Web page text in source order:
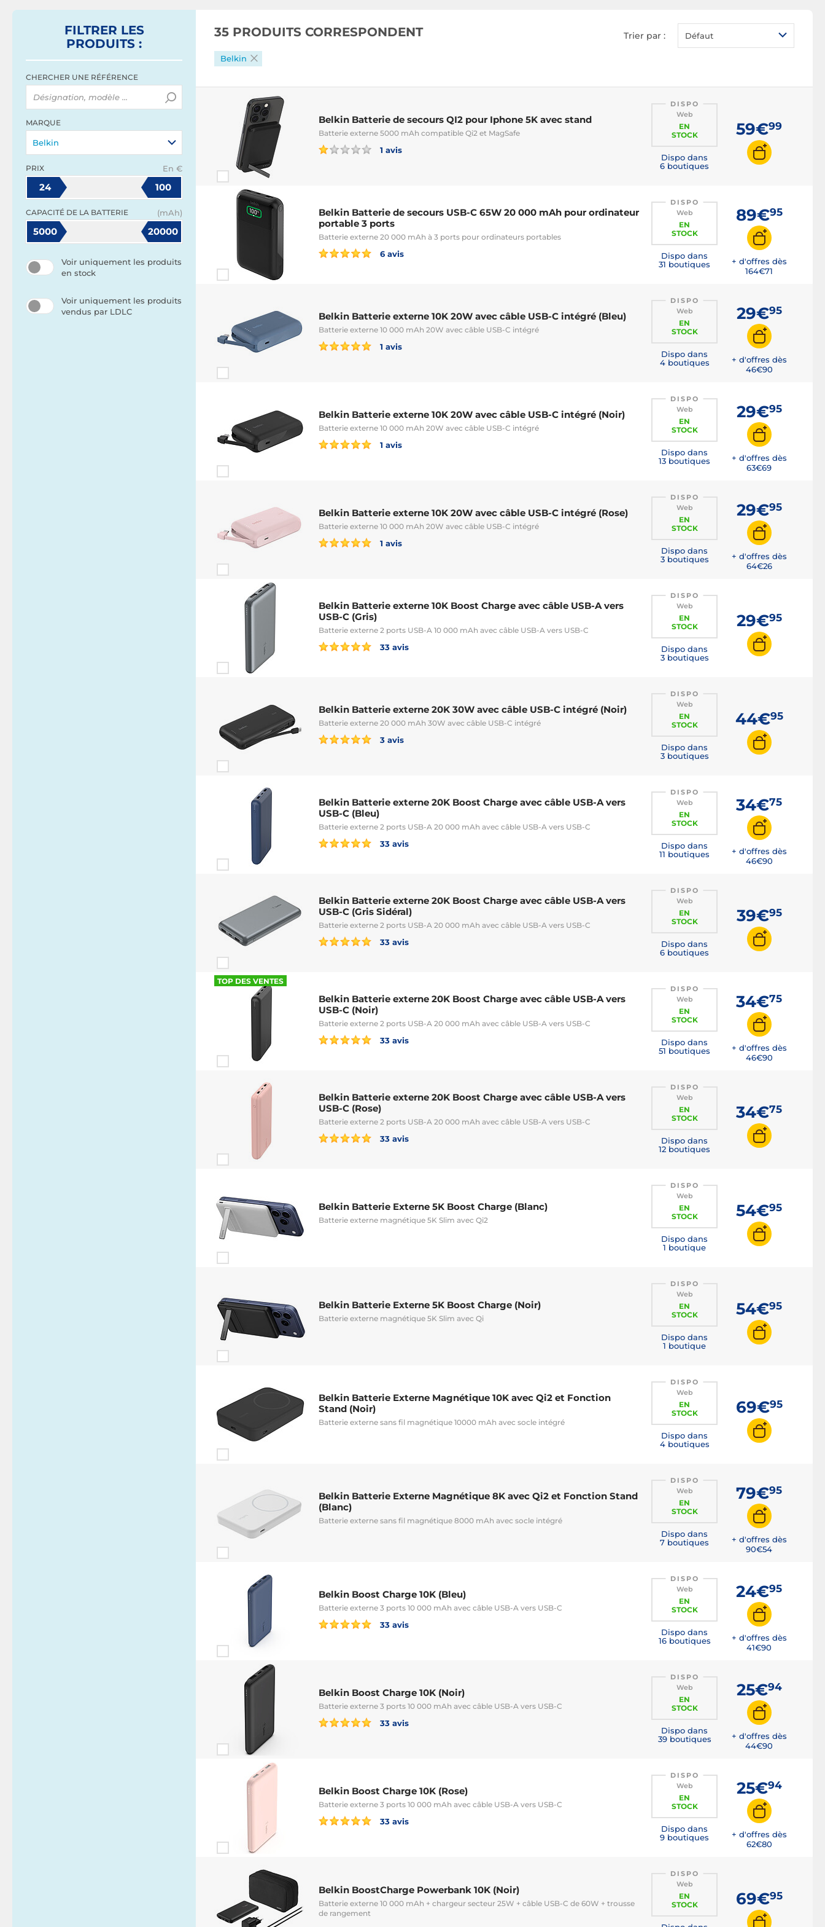
FILTRER LES
PRODUITS :
CHERCHER UNE RÉFÉRENCE
MARQUE
Belkin
PRIX En €
24 100
CAPACITÉ DE LA BATTERIE (mAh)
5000 20000
Voir uniquement les produits
en stock
Voir uniquement les produits
vendus par LDLC
35 PRODUITS CORRESPONDENT Trier par : Défaut
Belkin
Belkin Batterie de secours QI2 pour Iphone 5K avec stand
Batterie externe 5000 mAh compatible Qi2 et MagSafe
1 avis
DISPO
Web
EN
STOCK
Dispo dans
6 boutiques
59€99
Belkin Batterie de secours USB-C 65W 20 000 mAh pour ordinateur
portable 3 ports
Batterie externe 20 000 mAh à 3 ports pour ordinateurs portables
6 avis
DISPO
Web
EN
STOCK
Dispo dans
31 boutiques
89€95
+ d'offres dès
164€71
Belkin Batterie externe 10K 20W avec câble USB-C intégré (Bleu)
Batterie externe 10 000 mAh 20W avec câble USB-C intégré
1 avis
DISPO
Web
EN
STOCK
Dispo dans
4 boutiques
29€95
+ d'offres dès
46€90
Belkin Batterie externe 10K 20W avec câble USB-C intégré (Noir)
Batterie externe 10 000 mAh 20W avec câble USB-C intégré
1 avis
DISPO
Web
EN
STOCK
Dispo dans
13 boutiques
29€95
+ d'offres dès
63€69
Belkin Batterie externe 10K 20W avec câble USB-C intégré (Rose)
Batterie externe 10 000 mAh 20W avec câble USB-C intégré
1 avis
DISPO
Web
EN
STOCK
Dispo dans
3 boutiques
29€95
+ d'offres dès
64€26
Belkin Batterie externe 10K Boost Charge avec câble USB-A vers
USB-C (Gris)
Batterie externe 2 ports USB-A 10 000 mAh avec câble USB-A vers USB-C
33 avis
DISPO
Web
EN
STOCK
Dispo dans
3 boutiques
29€95
Belkin Batterie externe 20K 30W avec câble USB-C intégré (Noir)
Batterie externe 20 000 mAh 30W avec câble USB-C intégré
3 avis
DISPO
Web
EN
STOCK
Dispo dans
3 boutiques
44€95
Belkin Batterie externe 20K Boost Charge avec câble USB-A vers
USB-C (Bleu)
Batterie externe 2 ports USB-A 20 000 mAh avec câble USB-A vers USB-C
33 avis
DISPO
Web
EN
STOCK
Dispo dans
11 boutiques
34€75
+ d'offres dès
46€90
Belkin Batterie externe 20K Boost Charge avec câble USB-A vers
USB-C (Gris Sidéral)
Batterie externe 2 ports USB-A 20 000 mAh avec câble USB-A vers USB-C
33 avis
DISPO
Web
EN
STOCK
Dispo dans
6 boutiques
39€95
TOP DES VENTES
Belkin Batterie externe 20K Boost Charge avec câble USB-A vers
USB-C (Noir)
Batterie externe 2 ports USB-A 20 000 mAh avec câble USB-A vers USB-C
33 avis
DISPO
Web
EN
STOCK
Dispo dans
51 boutiques
34€75
+ d'offres dès
46€90
Belkin Batterie externe 20K Boost Charge avec câble USB-A vers
USB-C (Rose)
Batterie externe 2 ports USB-A 20 000 mAh avec câble USB-A vers USB-C
33 avis
DISPO
Web
EN
STOCK
Dispo dans
12 boutiques
34€75
Belkin Batterie Externe 5K Boost Charge (Blanc)
Batterie externe magnétique 5K Slim avec Qi2
DISPO
Web
EN
STOCK
Dispo dans
1 boutique
54€95
Belkin Batterie Externe 5K Boost Charge (Noir)
Batterie externe magnétique 5K Slim avec Qi
DISPO
Web
EN
STOCK
Dispo dans
1 boutique
54€95
Belkin Batterie Externe Magnétique 10K avec Qi2 et Fonction
Stand (Noir)
Batterie externe sans fil magnétique 10000 mAh avec socle intégré
DISPO
Web
EN
STOCK
Dispo dans
4 boutiques
69€95
Belkin Batterie Externe Magnétique 8K avec Qi2 et Fonction Stand
(Blanc)
Batterie externe sans fil magnétique 8000 mAh avec socle intégré
DISPO
Web
EN
STOCK
Dispo dans
7 boutiques
79€95
+ d'offres dès
90€54
Belkin Boost Charge 10K (Bleu)
Batterie externe 3 ports 10 000 mAh avec câble USB-A vers USB-C
33 avis
DISPO
Web
EN
STOCK
Dispo dans
16 boutiques
24€95
+ d'offres dès
41€90
Belkin Boost Charge 10K (Noir)
Batterie externe 3 ports 10 000 mAh avec câble USB-A vers USB-C
33 avis
DISPO
Web
EN
STOCK
Dispo dans
39 boutiques
25€94
+ d'offres dès
44€90
Belkin Boost Charge 10K (Rose)
Batterie externe 3 ports 10 000 mAh avec câble USB-A vers USB-C
33 avis
DISPO
Web
EN
STOCK
Dispo dans
9 boutiques
25€94
+ d'offres dès
62€80
Belkin BoostCharge Powerbank 10K (Noir)
Batterie externe 10 000 mAh + chargeur secteur 25W + câble USB-C de 60W + trousse
de rangement
DISPO
Web
EN
STOCK
69€95